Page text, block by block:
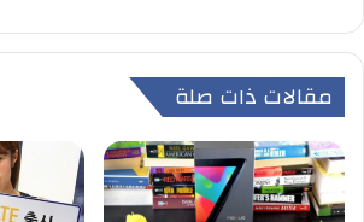
مقالات ذات صلة